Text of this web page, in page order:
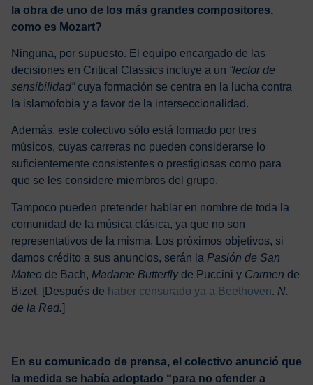
la obra de uno de los más grandes compositores,
como es Mozart?
Ninguna, por supuesto. El equipo encargado de las
decisiones en Critical Classics incluye a un “lector de
sensibilidad” cuya formación se centra en la lucha contra
la islamofobia y a favor de la interseccionalidad.
Además, este colectivo sólo está formado por tres
músicos, cuyas carreras no pueden considerarse lo
suficientemente consistentes o prestigiosas como para
que se les considere miembros del grupo.
Tampoco pueden pretender hablar en nombre de toda la
comunidad de la música clásica, ya que no son
representativos de la misma. Los próximos objetivos, si
damos crédito a sus anuncios, serán la Pasión de San
Mateo de Bach, Madame Butterflyde Puccini y Carmen de
Bizet. [Después de haber censurado ya a Beethoven. N.
de la Red.]
En su comunicado de prensa, el colectivo anunció que
la medida se había adoptado “para no ofender a